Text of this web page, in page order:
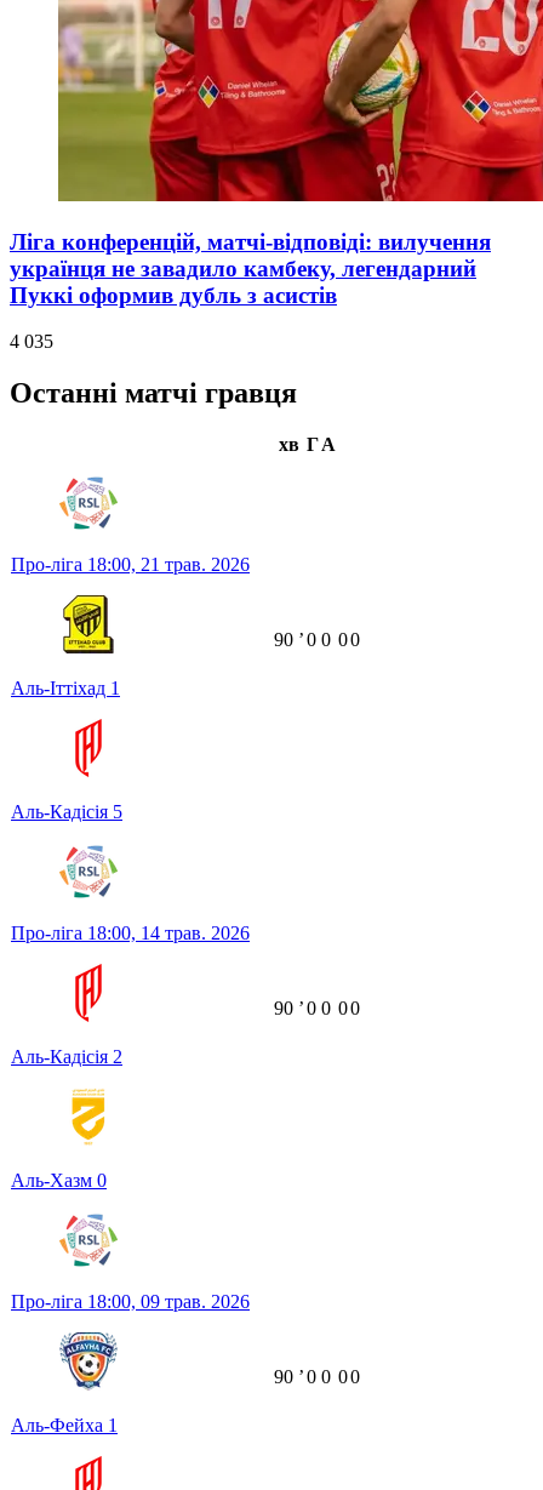
Ліга конференцій, матчі-відповіді: вилучення
українця не завадило камбеку, легендарний
Пуккі оформив дубль з асистів
4 035
Останні матчі гравця
хв ГА
Про-ліга 18:00, 21 трав. 2026
Аль-Іттіхад 1
Аль-Кадісія 5
90 ʼ0 0 00
Про-ліга 18:00, 14 трав. 2026
Аль-Кадісія 2
Аль-Хазм 0
90 ʼ0 0 00
Про-ліга 18:00, 09 трав. 2026
Аль-Фейха 1
90 ʼ0 0 00